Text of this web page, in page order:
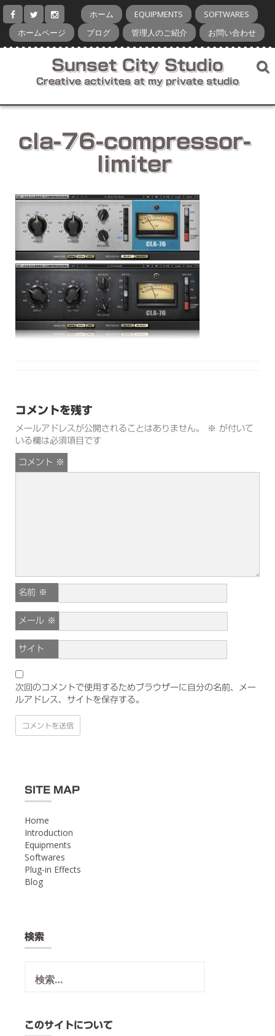
コ
ッ
ホーム EQUIPMENTS
SOFTWARES
ホームページ
ブログ 管理人のご紹介 お問い合わせ
Sunset City Studio
Creative activites at my private studio
cla-76-compressor-
limiter
コメントを残す
メールアドレスが公開されることはありません。 ※ が付いて
いる欄は必須項目です
コメント ※
名前 ※
メール ※
サイト
次回のコメントで使用するためブラウザーに自分の名前、メー
ルアドレス、サイトを保存する。
SITE MAP
Home
Introduction
Equipments
Softwares
Plug-in Effects
Blog
検索
このサイトについて